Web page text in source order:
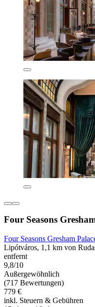
Four Seasons
Four Seasons Gresham
Lipótváros, 1,1 km von
entfernt
9,8/10
Außergewöhnlich
(717 Bewertungen)
779 €
inkl. Steuern & Gebühren